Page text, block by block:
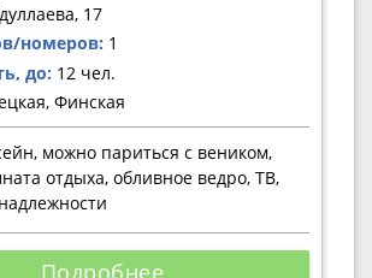
17
номеров: 1
до: 12 чел.
Финская
можно париться с веником,
отдыха, обливное ведро, ТВ,
Подробнее